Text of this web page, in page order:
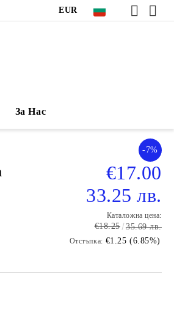
EUR
За Нас
-7%
€17.00
33.25 лв.
Каталожна цена:
€18.25 35.69 лв.
Отстъпка: €1.25 (6.85%)